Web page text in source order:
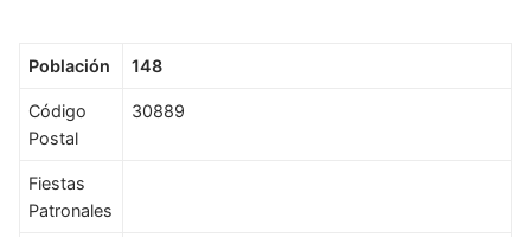
Población 148
Código
Postal
30889
Fiestas
Patronales